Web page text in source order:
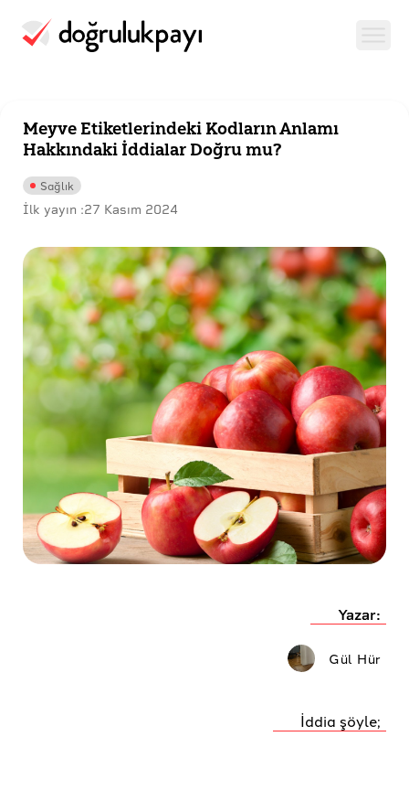
Meyve Etiketlerindeki Kodların Anlamı
Hakkındaki İddialar Doğru mu?
Sağlık
İlk yayın :27 Kasım 2024
Yazar:
Gül Hür
İddia şöyle;